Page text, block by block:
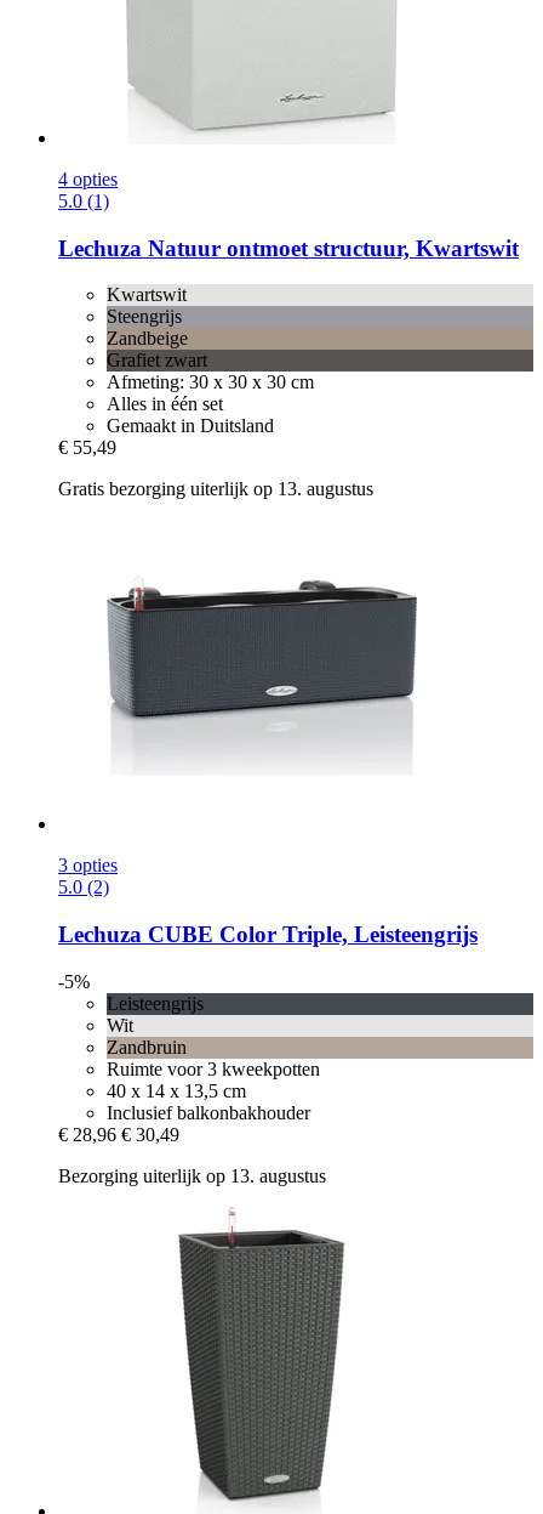
4 opties
5.0 (1)
Lechuza Natuur ontmoet structuur, Kwartswit
Kwartswit
Steengrijs
Zandbeige
Grafiet zwart
Afmeting: 30 x 30 x 30 cm
Alles in één set
Gemaakt in Duitsland
€ 55,49
Gratis bezorging uiterlijk op 13. augustus
3 opties
5.0 (2)
Lechuza CUBE Color Triple, Leisteengrijs
-5%
Leisteengrijs
Wit
Zandbruin
Ruimte voor 3 kweekpotten
40 x 14 x 13,5 cm
Inclusief balkonbakhouder
€ 28,96 € 30,49
Bezorging uiterlijk op 13. augustus